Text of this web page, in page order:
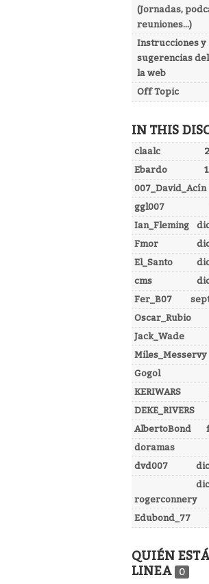
(Jornadas,
reuniones...)
Instrucciones y
sugerencias
la web
Off Topic
IN THIS
claalc
Ebardo
007_David_Acín
ggl007
Ian_Fleming
Fmor
El_Santo
cms
Fer_B07
Oscar_Rubio
Jack_Wade
Miles_Messervy
Gogol
KERIWARS
DEKE_RIVERS
AlbertoBond
doramas
dvd007
rogerconnery
Edubond_77
QUIÉN
LINEA
0